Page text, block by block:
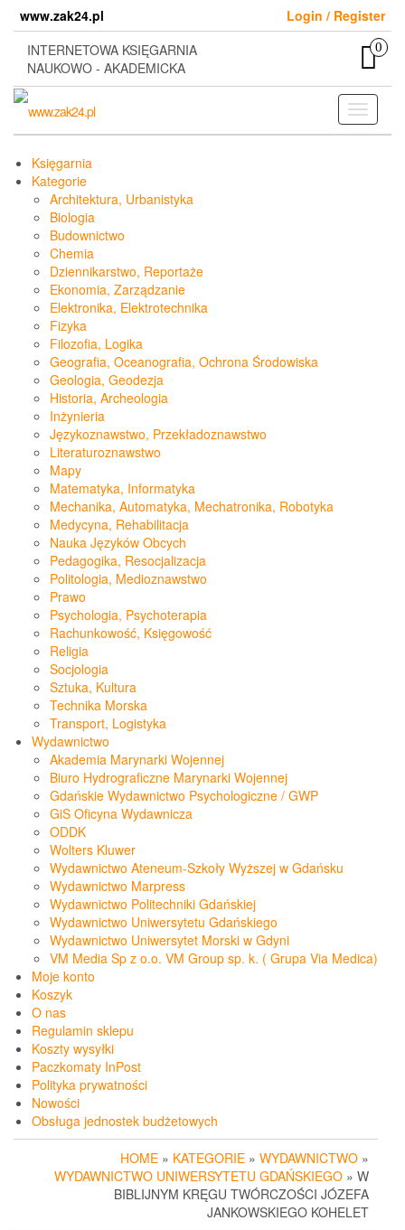
content
www.zak24.pl
Login / Register
INTERNETOWA KSIĘGARNIA
NAUKOWO - AKADEMICKA
0
Toggle
Księgarnia
Kategorie
Architektura, Urbanistyka
Biologia
Budownictwo
Chemia
Dziennikarstwo, Reportaże
Ekonomia, Zarządzanie
Elektronika, Elektrotechnika
Fizyka
Filozofia, Logika
Geografia, Oceanografia, Ochrona Środowiska
Geologia, Geodezja
Historia, Archeologia
Inżynieria
Językoznawstwo, Przekładoznawstwo
Literaturoznawstwo
Mapy
Matematyka, Informatyka
Mechanika, Automatyka, Mechatronika, Robotyka
Medycyna, Rehabilitacja
Nauka Języków Obcych
Pedagogika, Resocjalizacja
Politologia, Medioznawstwo
Prawo
Psychologia, Psychoterapia
Rachunkowość, Księgowość
Religia
Socjologia
Sztuka, Kultura
Technika Morska
Transport, Logistyka
Wydawnictwo
Akademia Marynarki Wojennej
Biuro Hydrograficzne Marynarki Wojennej
Gdańskie Wydawnictwo Psychologiczne / GWP
GiS Oficyna Wydawnicza
ODDK
Wolters Kluwer
Wydawnictwo Ateneum-Szkoły Wyższej w Gdańsku
Wydawnictwo Marpress
Wydawnictwo Politechniki Gdańskiej
Wydawnictwo Uniwersytetu Gdańskiego
Wydawnictwo Uniwersytet Morski w Gdyni
VM Media Sp z o.o. VM Group sp. k. ( Grupa Via Medica)
Moje konto
Koszyk
O nas
Regulamin sklepu
Koszty wysyłki
Paczkomaty InPost
Polityka prywatności
Nowości
Obsługa jednostek budżetowych
HOME » KATEGORIE » WYDAWNICTWO »
WYDAWNICTWO UNIWERSYTETU GDAŃSKIEGO » W
BIBLIJNYM KRĘGU TWÓRCZOŚCI JÓZEFA
JANKOWSKIEGO KOHELET